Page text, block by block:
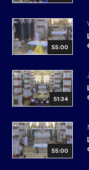
55:00
51:34
55:00